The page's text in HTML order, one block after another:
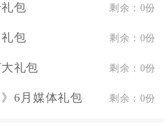
包 剩余：0份
包 剩余：0份
礼包 剩余：0份
》6月媒体礼包 剩余：0份